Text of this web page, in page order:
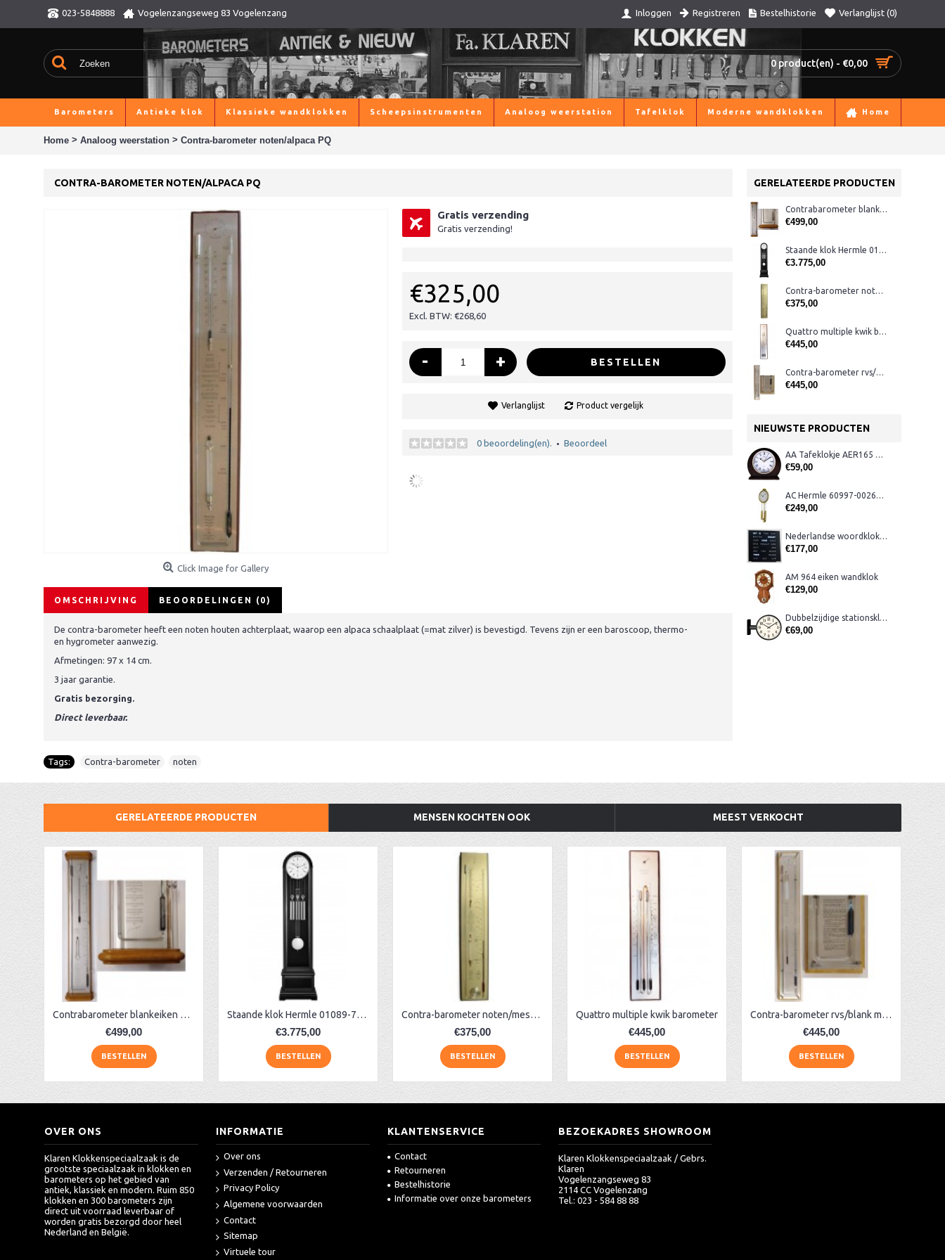
023-5848888 Vogelenzangseweg 83 Vogelenzang Inloggen Registreren Bestelhistorie Verlanglijst (0)
0 product(en) - €0,00
Barometers Antieke klok Klassieke wandklokken Scheepsinstrumenten Analoog weerstation Tafelklok Moderne wandklokken Home
Home > Analoog weerstation > Contra-barometer noten/alpaca PQ
GERELATEERDE PRODUCTEN
Contrabarometer blankeiken K126
€499,00
Staande klok Hermle 01089-740461
€3.775,00
Contra-barometer noten/messing breed
€375,00
Quattro multiple kwik barometer
€445,00
Contra-barometer rvs/blank met glas ervoor
€445,00
NIEUWSTE PRODUCTEN
AA Tafeklokje AER165 noten
€59,00
AC Hermle 60997-00261 wandklok
€249,00
Nederlandse woordklok zwart AMS 1265
€177,00
AM 964 eiken wandklok
€129,00
Dubbelzijdige stationsklok metaal 1879
€69,00
CONTRA-BAROMETER NOTEN/ALPACA PQ
Click Image for Gallery
Gratis verzending
Gratis verzending!
€325,00
Excl. BTW: €268,60
- + BESTELLEN
Verlanglijst Product vergelijk
0 beoordeling(en). • Beoordeel
OMSCHRIJVING BEOORDELINGEN (0)
De contra-barometer heeft een noten houten achterplaat, waarop een alpaca schaalplaat (=mat zilver) is bevestigd. Tevens zijn er een baroscoop, thermo-
en hygrometer aanwezig.
Afmetingen: 97 x 14 cm.
3 jaar garantie.
Gratis bezorging.
Direct leverbaar.
Tags: Contra-barometer noten
GERELATEERDE PRODUCTEN MENSEN KOCHTEN OOK MEEST VERKOCHT
Contrabarometer blankeiken K126
€499,00
BESTELLEN
Staande klok Hermle 01089-740461
€3.775,00
BESTELLEN
Contra-barometer noten/messing breed
€375,00
BESTELLEN
Quattro multiple kwik barometer
€445,00
BESTELLEN
Contra-barometer rvs/blank met glas ervoor
€445,00
BESTELLEN
OVER ONS
Klaren Klokkenspeciaalzaak is de
grootste speciaalzaak in klokken en
barometers op het gebied van
antiek, klassiek en modern. Ruim 850
klokken en 300 barometers zijn
direct uit voorraad leverbaar of
worden gratis bezorgd door heel
Nederland en België.
INFORMATIE
Over ons
Verzenden / Retourneren
Privacy Policy
Algemene voorwaarden
Contact
Sitemap
Virtuele tour
KLANTENSERVICE
Contact
Retourneren
Bestelhistorie
Informatie over onze barometers
BEZOEKADRES SHOWROOM
Klaren Klokkenspeciaalzaak / Gebrs.
Klaren
Vogelenzangseweg 83
2114 CC Vogelenzang
Tel.: 023 - 584 88 88